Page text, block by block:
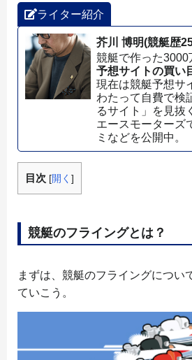
ライター紹介
芥川 博明(競艇歴
競艇で作った3000
予想サイトの買い
現在は競艇予想サ
わたって自費で検
るサイト」を見抜
エースモーターズ
ミなどを公開中。
目次 [開く ]
競艇のフライングとは？
まずは、競艇のフライングについ
ていこう。